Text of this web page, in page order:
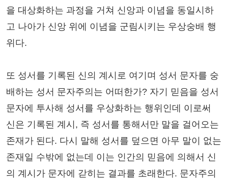
을 대상화하는 과정을 거쳐 신앙과 이념을 동일시하
고 나아가 신앙 위에 이념을 군림시키는 우상숭배 행
위다.
또 성서를 기록된 신의 계시로 여기며 성서 문자를 숭
배하는 성서 문자주의는 어떠한가? 자기 믿음을 성서
문자에 투사해 성서를 우상화하는 행위인데 이로써
신은 기록된 계시, 즉 성서를 통해서만 말을 걸어오는
존재가 된다. 다시 말해 성서를 덮으면 아무 말이 없는
존재일 수밖에 없는데 이는 인간의 믿음에 의해서 신
의 계시가 문자에 갇히는 결과를 초래한다. 문자주의